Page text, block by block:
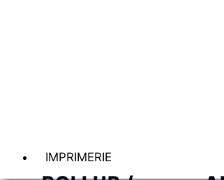
IMPRIMERIE